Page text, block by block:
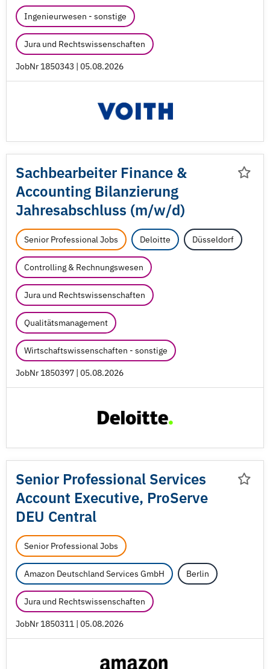
Ingenieurwesen - sonstige
Jura und Rechtswissenschaften
JobNr 1850343 | 05.08.2026
Sachbearbeiter Finance &
Accounting Bilanzierung
Jahresabschluss (m/w/d)
Senior Professional Jobs Deloitte Düsseldorf
Controlling & Rechnungswesen
Jura und Rechtswissenschaften
Qualitätsmanagement
Wirtschaftswissenschaften - sonstige
JobNr 1850397 | 05.08.2026
Senior Professional Services
Account Executive, ProServe
DEU Central
Senior Professional Jobs
Amazon Deutschland Services GmbH Berlin
Jura und Rechtswissenschaften
JobNr 1850311 | 05.08.2026